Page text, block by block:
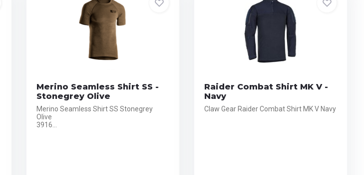
Merino Seamless Shirt SS -
Stonegrey Olive
Merino Seamless Shirt SS Stonegrey
Olive
3916...
Raider Combat Shirt MK V -
Navy
Claw Gear Raider Combat Shirt MK V Navy